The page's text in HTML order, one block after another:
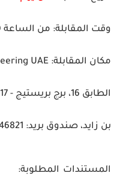
وقت المقابلة: من الساعة 09:00 صباحًا إلى 04:00 مساءً
مكان المقابلة:
بن زايد، صندوق بريد: 46821، أبوظبي.
المستندات المطلوبة: